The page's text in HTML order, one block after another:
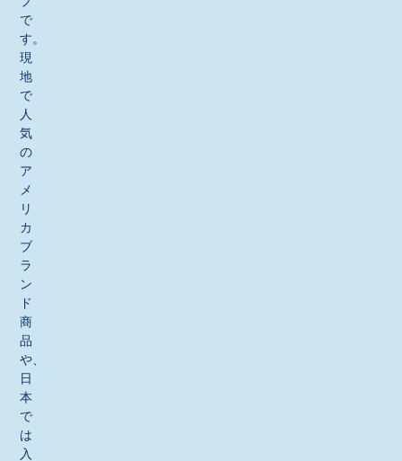
で
す。
現
地
で
人
気
の
ア
メ
リ
カ
ブ
ラ
ン
ド
商
品
や、
日
本
で
は
入